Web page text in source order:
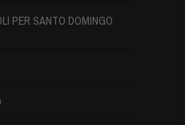
PER SANTO DOMINGO